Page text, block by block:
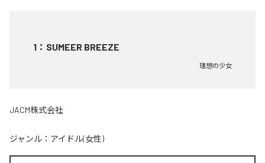
1 ： SUMEER BREEZE
理想の少女
JACM株式会社
ジャンル： アイドル(女性)